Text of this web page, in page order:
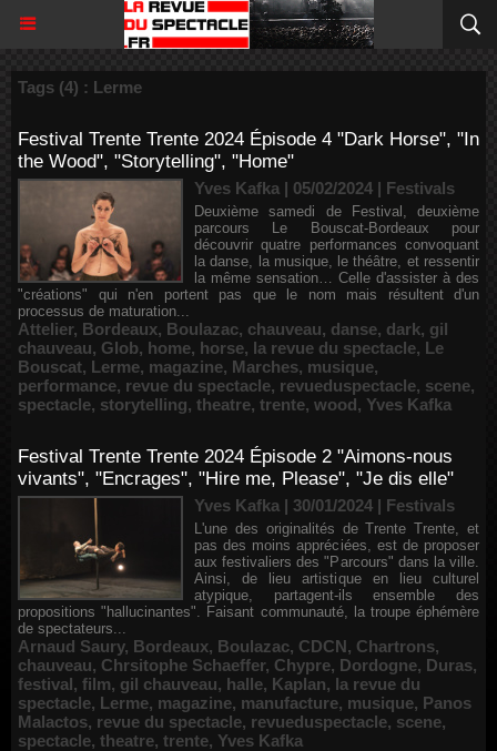
Tags (4) : Lerme
Festival Trente Trente 2024 Épisode 4 "Dark Horse", "In
the Wood", "Storytelling", "Home"
Yves Kafka | 05/02/2024 | Festivals
Deuxième samedi de Festival, deuxième
parcours Le Bouscat-Bordeaux pour
découvrir quatre performances convoquant
la danse, la musique, le théâtre, et ressentir
la même sensation… Celle d'assister à des
"créations" qui n'en portent pas que le nom mais résultent d'un
processus de maturation...
Attelier, Bordeaux, Boulazac, chauveau, danse, dark, gil
chauveau, Glob, home, horse, la revue du spectacle, Le
Bouscat, Lerme, magazine, Marches, musique,
performance, revue du spectacle, revueduspectacle, scene,
spectacle, storytelling, theatre, trente, wood, Yves Kafka
Festival Trente Trente 2024 Épisode 2 "Aimons-nous
vivants", "Encrages", "Hire me, Please", "Je dis elle"
Yves Kafka | 30/01/2024 | Festivals
L'une des originalités de Trente Trente, et
pas des moins appréciées, est de proposer
aux festivaliers des "Parcours" dans la ville.
Ainsi, de lieu artistique en lieu culturel
atypique, partagent-ils ensemble des
propositions "hallucinantes". Faisant communauté, la troupe éphémère
de spectateurs...
Arnaud Saury, Bordeaux, Boulazac, CDCN, Chartrons,
chauveau, Chrsitophe Schaeffer, Chypre, Dordogne, Duras,
festival, film, gil chauveau, halle, Kaplan, la revue du
spectacle, Lerme, magazine, manufacture, musique, Panos
Malactos, revue du spectacle, revueduspectacle, scene,
spectacle, theatre, trente, Yves Kafka